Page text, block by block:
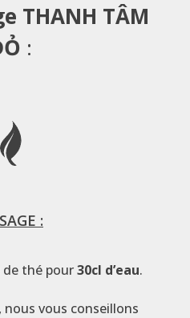
THANH TÂM
:
:
de thé pour30cl d’eau.
nous vous conseillons